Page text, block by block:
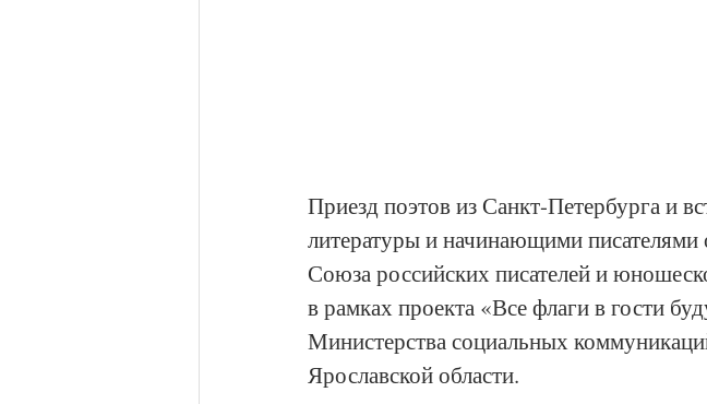
Приезд поэтов из Санкт-Петербурга и
литературы и начинающими
Союза российских писателей и
в рамках проекта «Все флаги в гости
Министерства социальных
Ярославской области.